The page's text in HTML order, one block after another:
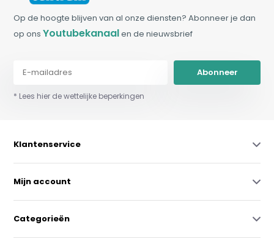
Op de hoogte blijven van al onze diensten? Abonneer je dan
op onsYoutubekanaalen de nieuwsbrief
Abonneer
* Lees hier de wettelijke beperkingen
Klantenservice
Mijn account
Categorieën